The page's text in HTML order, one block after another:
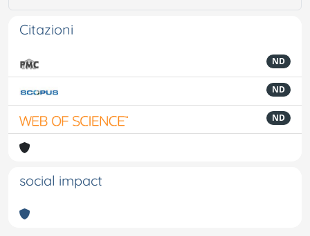
Citazioni
ND
ND
ND
social impact